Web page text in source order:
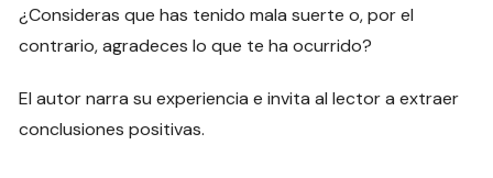
¿Consideras que has tenido mala suerte o, por el
contrario, agradeces lo que te ha ocurrido?
El autor narra su experiencia e invita al lector a extraer
conclusiones positivas.